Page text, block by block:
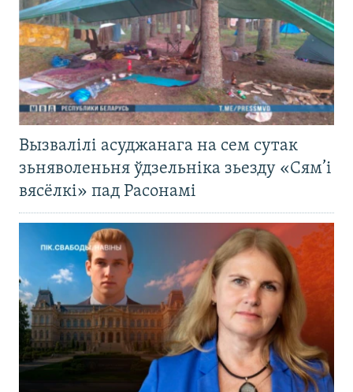
Вызвалілі асуджанага на сем сутак
зьняволеньня ўдзельніка зьезду «Сям’і
вясёлкі» пад Расонамі